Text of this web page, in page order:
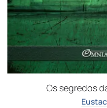
Os segredos